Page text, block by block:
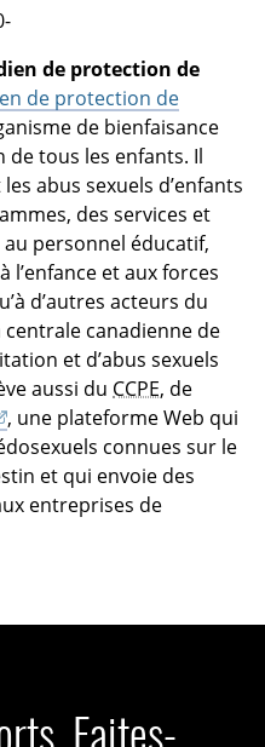
de protection de
de protection de
de bienfaisance
tous les enfants. Il
abus sexuels d’enfants
des services et
personnel éducatif,
l’enfance et aux forces
d’autres acteurs du
canadienne de
et d’abus sexuels
aussi du CCPE, de
, une plateforme Web qui
connues sur le
et qui envoie des
entreprises de